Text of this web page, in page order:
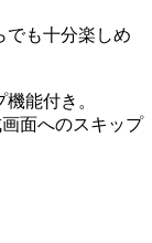
でも十分楽しめ
能付き。
面へのスキップ